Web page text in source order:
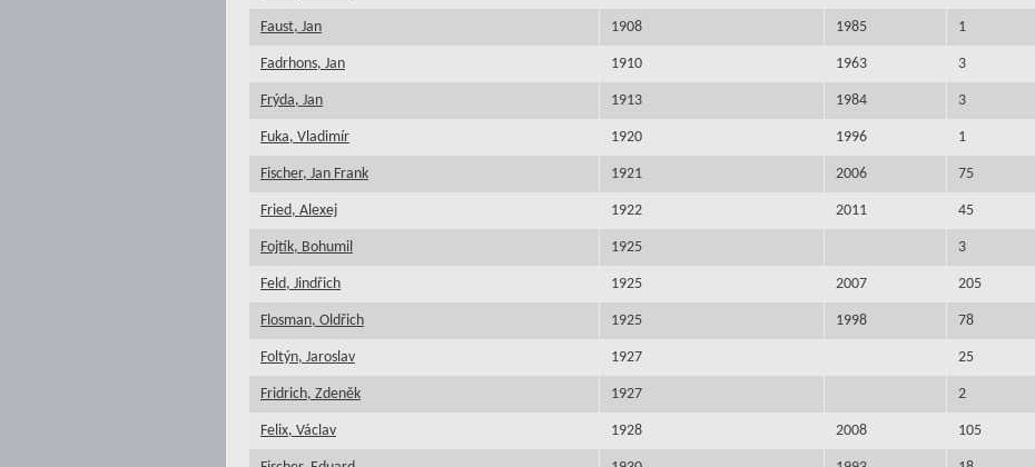
Faust, Jan 1908 1985 1
Fadrhons, Jan 1910 1963 3
Frýda, Jan 1913 1984 3
Fuka, Vladimír 1920 1996 1
Fischer, Jan Frank 1921 2006 75
Fried, Alexej 1922 2011 45
Fojtík, Bohumil 1925 3
Feld, Jindřich 1925 2007 205
Flosman, Oldřich 1925 1998 78
Foltýn, Jaroslav 1927 25
Fridrich, Zdeněk 1927 2
Felix, Václav 1928 2008 105